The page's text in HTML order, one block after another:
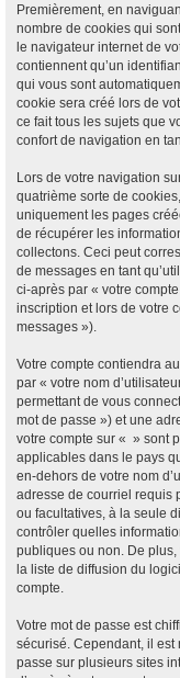
Premièrement, en
nombre de cookies qui
le navigateur internet de
contiennent qu’un
qui vous sont
cookie sera créé lors de
ce fait tous les sujets que
confort de navigation en
Lors de votre navigation
quatrième sorte de
uniquement les pages
de récupérer les
collectons. Ceci peut
de messages en tant
ci-après par « votre
inscription et lors de votre
messages »).
Votre compte contiendra
par « votre nom
permettant de vous
mot de passe ») et une
votre compte sur « » sont
applicables dans le pays
en-dehors de votre nom
adresse de courriel requis
ou facultatives, à la seule
contrôler quelles
publiques ou non. De
la liste de diffusion du
compte.
Votre mot de passe est
sécurisé. Cependant, il est
passe sur plusieurs sites